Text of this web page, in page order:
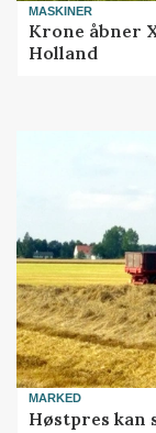
MASKINER
Krone åbner
Holland
MARKED
Høstpres kan